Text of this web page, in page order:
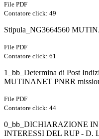
File PDF
Contatore click: 49
Stipula_NG3664560
File PDF
Contatore click: 61
1_bb_Determina di Post
MUTINANET PNRR
File PDF
Contatore click: 44
0_bb_DICHIARAZIONE
INTERESSI DEL RUP - D.